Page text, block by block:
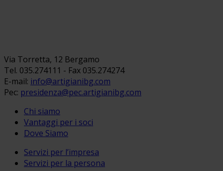
Via Torretta, 12 Bergamo
Tel. 035.274111 - Fax 035.274274
E-mail: info@artigianibg.com
Pec: presidenza@pec.artigianibg.com
Chi siamo
Vantaggi per i soci
Dove Siamo
Servizi per l’impresa
Servizi per la persona